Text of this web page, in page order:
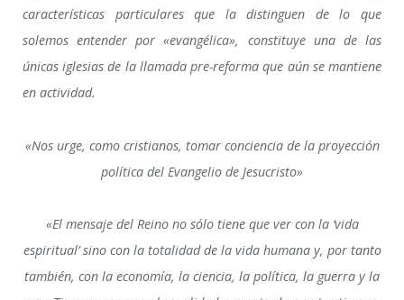
características particulares que la distinguen de lo que
solemos entender por «evangélica», constituye una de las
únicas iglesias de la llamada pre-reforma que aún se mantiene
en actividad.
«Nos urge, como cristianos, tomar conciencia de la proyección
política del Evangelio de Jesucristo»
«El mensaje del Reino no sólo tiene que ver con la ‘vida
espiritual’ sino con la totalidad de la vida humana y, por tanto
también, con la economía, la ciencia, la política, la guerra y la